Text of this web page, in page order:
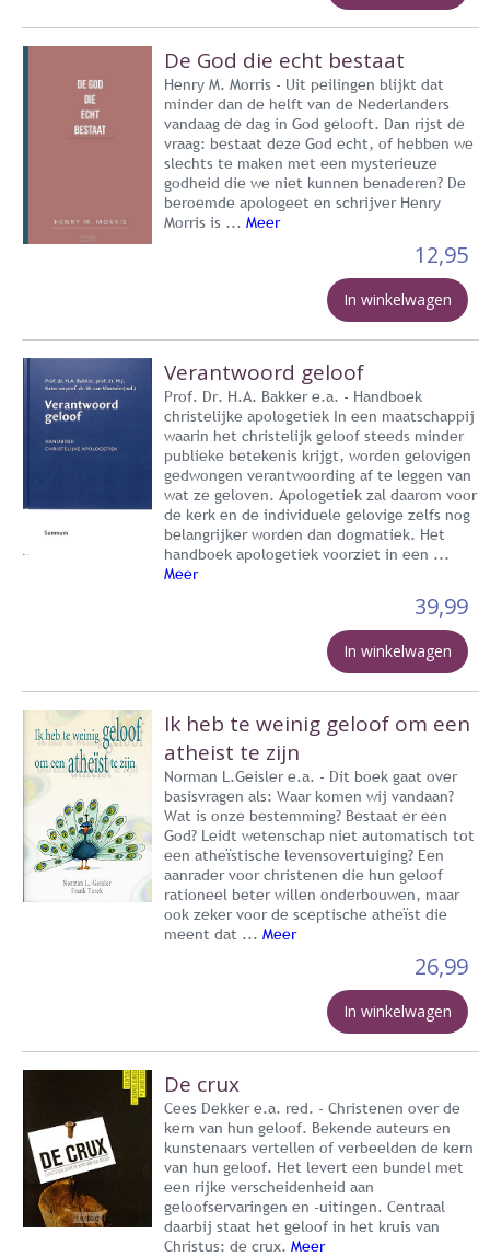
De God die echt bestaat
Henry M. Morris - Uit peilingen blijkt dat
minder dan de helft van de Nederlanders
vandaag de dag in God gelooft. Dan rijst de
vraag: bestaat deze God echt, of hebben we
slechts te maken met een mysterieuze
godheid die we niet kunnen benaderen? De
beroemde apologeet en schrijver Henry
Morris is ... Meer
12,95
In winkelwagen
Verantwoord geloof
Prof. Dr. H.A. Bakker e.a. - Handboek
christelijke apologetiek In een maatschappij
waarin het christelijk geloof steeds minder
publieke betekenis krijgt, worden gelovigen
gedwongen verantwoording af te leggen van
wat ze geloven. Apologetiek zal daarom voor
de kerk en de individuele gelovige zelfs nog
belangrijker worden dan dogmatiek. Het
handboek apologetiek voorziet in een ...
Meer
39,99
In winkelwagen
Ik heb te weinig geloof om een
atheist te zijn
Norman L.Geisler e.a. - Dit boek gaat over
basisvragen als: Waar komen wij vandaan?
Wat is onze bestemming? Bestaat er een
God? Leidt wetenschap niet automatisch tot
een atheïstische levensovertuiging? Een
aanrader voor christenen die hun geloof
rationeel beter willen onderbouwen, maar
ook zeker voor de sceptische atheïst die
meent dat ... Meer
26,99
In winkelwagen
De crux
Cees Dekker e.a. red. - Christenen over de
kern van hun geloof. Bekende auteurs en
kunstenaars vertellen of verbeelden de kern
van hun geloof. Het levert een bundel met
een rijke verscheidenheid aan
geloofservaringen en -uitingen. Centraal
daarbij staat het geloof in het kruis van
Christus: de crux. Meer